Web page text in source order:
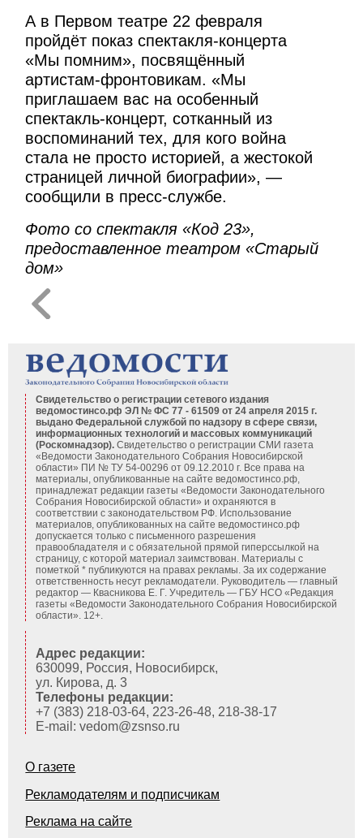
А в Первом театре 22 февраля
пройдёт показ спектакля-концерта
«Мы помним», посвящённый
артистам-фронтовикам. «Мы
приглашаем вас на особенный
спектакль-концерт, сотканный из
воспоминаний тех, для кого война
стала не просто историей, а жестокой
страницей личной биографии», —
сообщили в пресс-службе.
Фото со спектакля «Код 23»,
предоставленное театром «Старый
дом»
Свидетельство о регистрации сетевого издания
ведомостинсо.рф ЭЛ № ФС 77 - 61509 от 24 апреля 2015 г.
выдано Федеральной службой по надзору в сфере связи,
информационных технологий и массовых коммуникаций
(Роскомнадзор). Свидетельство о регистрации СМИ газета
«Ведомости Законодательного Собрания Новосибирской
области» ПИ № ТУ 54-00296 от 09.12.2010 г. Все права на
материалы, опубликованные на сайте ведомостинсо.рф,
принадлежат редакции газеты «Ведомости Законодательного
Собрания Новосибирской области» и охраняются в
соответствии с законодательством РФ. Использование
материалов, опубликованных на сайте ведомостинсо.рф
допускается только с письменного разрешения
правообладателя и с обязательной прямой гиперссылкой на
страницу, с которой материал заимствован. Материалы с
пометкой * публикуются на правах рекламы. За их содержание
ответственность несут рекламодатели. Руководитель — главный
редактор — Квасникова Е. Г. Учредитель — ГБУ НСО «Редакция
газеты «Ведомости Законодательного Собрания Новосибирской
области». 12+.
Адрес редакции:
630099, Россия, Новосибирск,
ул. Кирова, д. 3
Телефоны редакции:
+7 (383) 218-03-64, 223-26-48, 218-38-17
E-mail: vedom@zsnso.ru
О газете
Рекламодателям и подписчикам
Реклама на сайте